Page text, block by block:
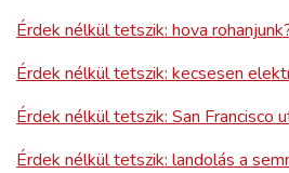
Érdek nélkül tetszik: hova
Érdek nélkül tetszik: kecsesen
Érdek nélkül tetszik: San Francisco
Érdek nélkül tetszik: landolás a